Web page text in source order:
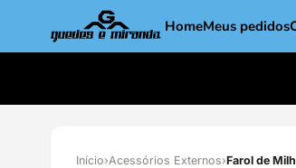
HomeMeus pedidos
Início›Acessórios Externos›Farol de